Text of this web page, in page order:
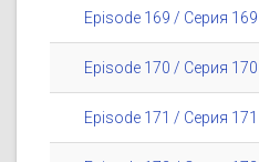
Episode 169 / Серия 169
Episode 170 / Серия 170
Episode 171 / Серия 171